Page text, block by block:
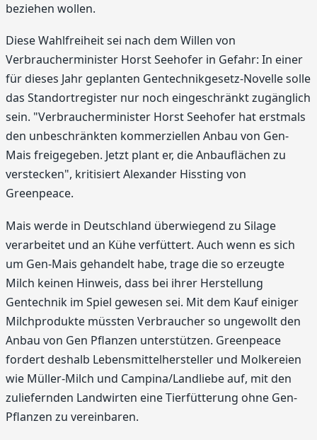
beziehen wollen.
Diese Wahlfreiheit sei nach dem Willen von
Verbraucherminister Horst Seehofer in Gefahr: In einer
für dieses Jahr geplanten Gentechnikgesetz-Novelle solle
das Standortregister nur noch eingeschränkt zugänglich
sein. "Verbraucherminister Horst Seehofer hat erstmals
den unbeschränkten kommerziellen Anbau von Gen-
Mais freigegeben. Jetzt plant er, die Anbauflächen zu
verstecken", kritisiert Alexander Hissting von
Greenpeace.
Mais werde in Deutschland überwiegend zu Silage
verarbeitet und an Kühe verfüttert. Auch wenn es sich
um Gen-Mais gehandelt habe, trage die so erzeugte
Milch keinen Hinweis, dass bei ihrer Herstellung
Gentechnik im Spiel gewesen sei. Mit dem Kauf einiger
Milchprodukte müssten Verbraucher so ungewollt den
Anbau von Gen Pflanzen unterstützen. Greenpeace
fordert deshalb Lebensmittelhersteller und Molkereien
wie Müller-Milch und Campina/Landliebe auf, mit den
zuliefernden Landwirten eine Tierfütterung ohne Gen-
Pflanzen zu vereinbaren.